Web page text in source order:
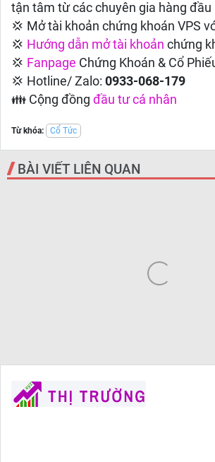
tận tâm từ các chuyên gia hàng đầu
💢 Mở tài khoản chứng khoán VPS
💢 Hướng dẫn mở tài khoản chứng
💢 Fanpage Chứng Khoán & Cổ
💢 Hotline/ Zalo: 0933-068-179
👪 Cộng đồng đầu tư cá nhân
Từ khóa: Cổ Tức
BÀI VIẾT LIÊN QUAN